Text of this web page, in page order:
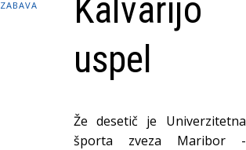
ZABAVA
Kalvarijo
uspel
Že desetič je Univerzitetna
športa zveza Maribor -